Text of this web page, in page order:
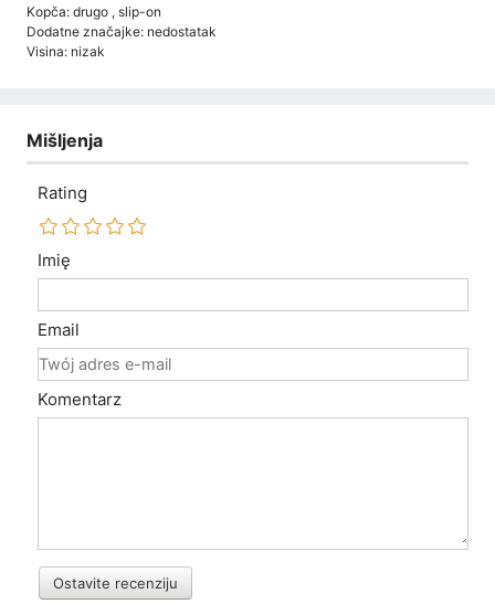
Kopča: drugo , slip-on
Dodatne značajke: nedostatak
Visina: nizak
Mišljenja
Rating
Imię
Email
Komentarz
Ostavite recenziju